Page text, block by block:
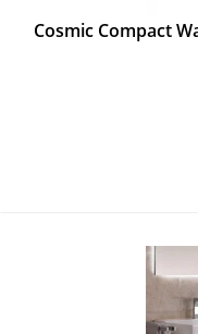
Cosmic Compact